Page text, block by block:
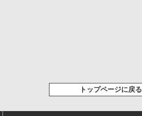
トップページに戻る